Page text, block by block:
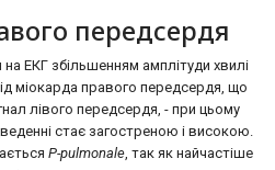
передсердя
ЕКГ збільшенням амплітуди хвилі
міокарда правого передсердя, що
лівого передсердя, - при цьому
стає загостреною і високою.
P-pulmonale, так як найчастіше